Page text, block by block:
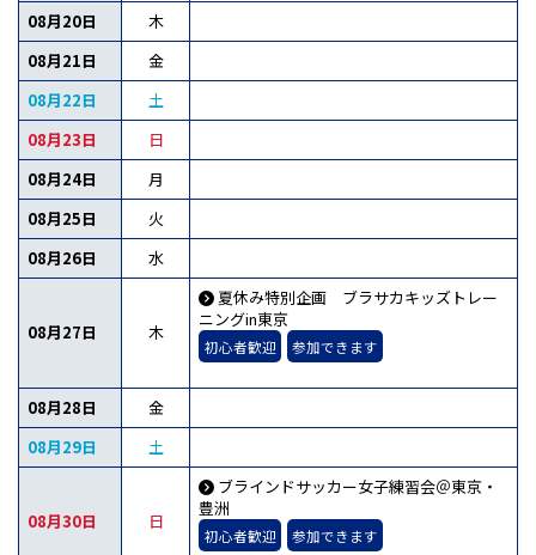
08月20日
木
08月21日
金
08月22日
土
08月23日
日
08月24日
月
08月25日
火
08月26日
水
08月27日 木
夏休み特別企画 ブラサカキッズトレー
ニングin東京
初心者歓迎 参加できます
08月28日
金
08月29日
土
08月30日 日
ブラインドサッカー女子練習会＠東京・
豊洲
初心者歓迎 参加できます